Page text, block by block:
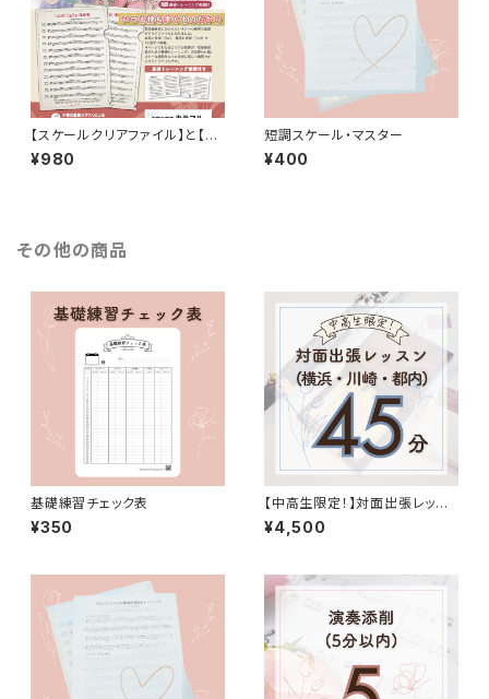
【スケールクリアファイル】と【短
調のスケール・マスター】2点セッ
ト
¥980
短調スケール・マスター
¥400
その他の商品
基礎練習チェック表
¥350
【中高生限定！】対面出張レッス
ン(横浜・川崎・都内)45分
¥4,500